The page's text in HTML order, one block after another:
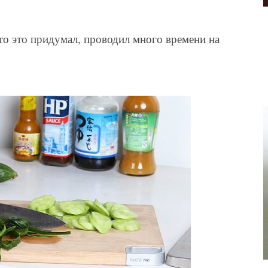
это придумал, проводил много времени на